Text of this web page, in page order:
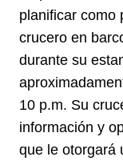
planificar como
crucero en
durante su
10 p.m. Su
información y
que le otorgará